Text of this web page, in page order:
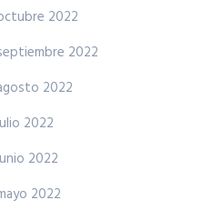
2022
2022
2022
2022
2022
2022